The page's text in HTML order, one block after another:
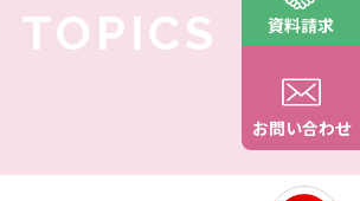
資料請求
お問い合わせ
TOPICS